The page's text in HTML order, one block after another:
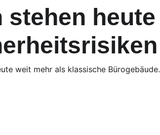
stehen heute
weit mehr als klassische Bürogebäude.